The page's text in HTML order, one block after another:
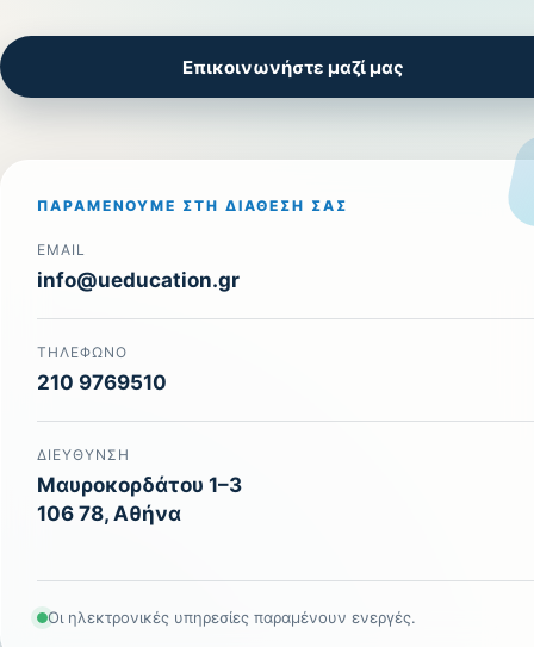
Επικοινωνήστε μαζί μας
ΠΑΡΑΜΈΝΟΥΜΕ ΣΤΗ ΔΙΆΘΕΣΉ ΣΑΣ
EMAIL
info@ueducation.gr
ΤΗΛΈΦΩΝΟ
210 9769510
ΔΙΕΎΘΥΝΣΗ
Μαυροκορδάτου 1–3
106 78, Αθήνα
Οι ηλεκτρονικές υπηρεσίες παραμένουν ενεργές.